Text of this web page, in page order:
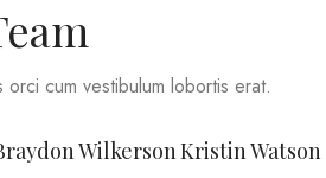
cum vestibulum lobortis erat.
WilkersonKristin Watson